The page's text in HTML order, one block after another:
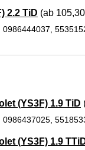
2.2 TiD (ab
0986444037,
(YS3F) 1.9 TiD
0986437025,
(YS3F) 1.9